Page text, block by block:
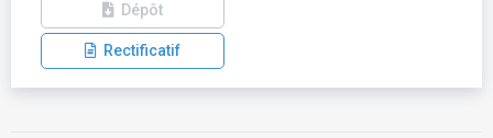
Dépôt
Rectificatif